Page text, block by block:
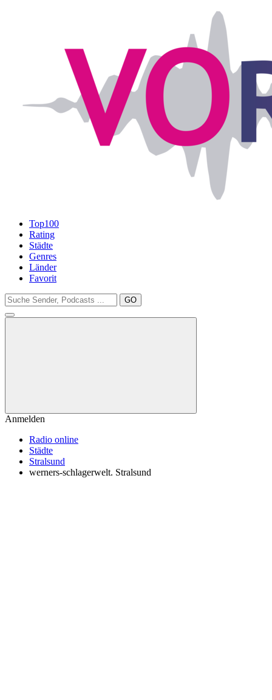
Top100
Rating
Städte
Genres
Länder
Favorit
GO
Anmelden
Radio online
Städte
Stralsund
werners-schlagerwelt. Stralsund